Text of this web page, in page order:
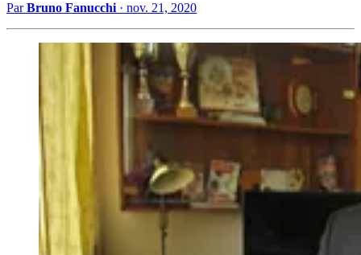
ParBruno Fanucchi · nov. 21, 2020